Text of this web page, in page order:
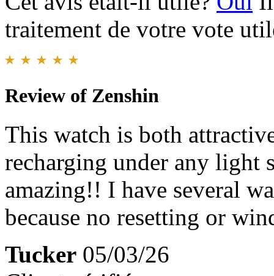
traitement de votre vote
Review of Zenshin
This watch is both
recharging under any light
amazing!! I have several
because no resetting or
Tucker 05/03/26